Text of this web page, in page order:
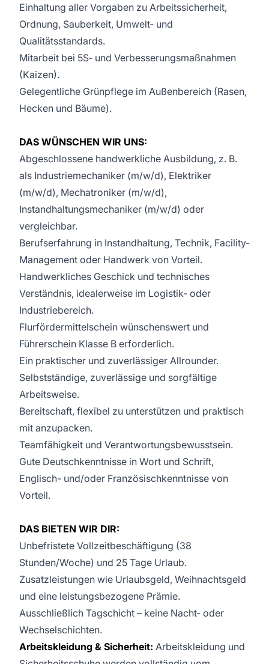
Einhaltung aller Vorgaben zu Arbeitssicherheit,
Ordnung, Sauberkeit, Umwelt‑ und
Qualitätsstandards.
Mitarbeit bei 5S‑ und Verbesserungsmaßnahmen
(Kaizen).
Gelegentliche Grünpflege im Außenbereich (Rasen,
Hecken und Bäume).
DAS WÜNSCHEN WIR UNS:
Abgeschlossene handwerkliche Ausbildung, z. B.
als Industriemechaniker (m/w/d), Elektriker
(m/w/d), Mechatroniker (m/w/d),
Instandhaltungsmechaniker (m/w/d) oder
vergleichbar.
Berufserfahrung in Instandhaltung, Technik, Facility-
Management oder Handwerk von Vorteil.
Handwerkliches Geschick und technisches
Verständnis, idealerweise im Logistik‑ oder
Industriebereich.
Flurfördermittelschein wünschenswert und
Führerschein Klasse B erforderlich.
Ein praktischer und zuverlässiger Allrounder.
Selbstständige, zuverlässige und sorgfältige
Arbeitsweise.
Bereitschaft, flexibel zu unterstützen und praktisch
mit anzupacken.
Teamfähigkeit und Verantwortungsbewusstsein.
Gute Deutschkenntnisse in Wort und Schrift,
Englisch- und/oder Französischkenntnisse von
Vorteil.
DAS BIETEN WIR DIR:
Unbefristete Vollzeitbeschäftigung (38
Stunden/Woche) und 25 Tage Urlaub.
Zusatzleistungen wie Urlaubsgeld, Weihnachtsgeld
und eine leistungsbezogene Prämie.
Ausschließlich Tagschicht – keine Nacht‑ oder
Wechselschichten.
Arbeitskleidung & Sicherheit: Arbeitskleidung und